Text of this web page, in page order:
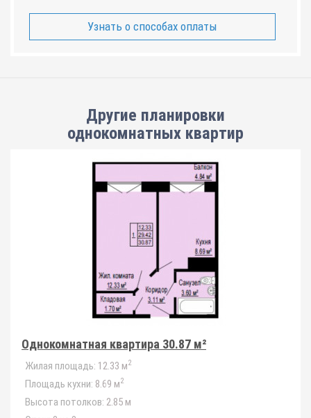
Узнать о способах оплаты
Другие планировки
однокомнатных квартир
Однокомнатная квартира 30.87 м²
Жилая площадь: 12.33 м2
Площадь кухни: 8.69 м2
Высота потолков: 2.85 м